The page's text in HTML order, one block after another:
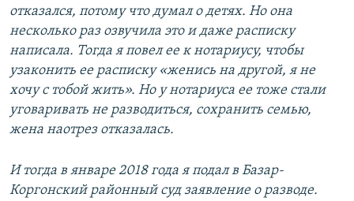
отказался, потому что думал о детях. Но она
несколько раз озвучила это и даже расписку
написала. Тогда я повел ее к нотариусу, чтобы
узаконить ее расписку «женись на другой, я не
хочу с тобой жить». Но у нотариуса ее тоже стали
уговаривать не разводиться, сохранить семью,
жена наотрез отказалась.
И тогда в январе 2018 года я подал в Базар-
Коргонский районный суд заявление о разводе.